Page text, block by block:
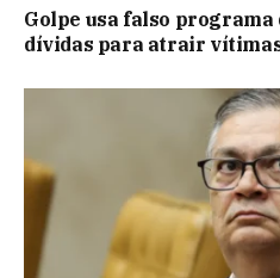
Golpe usa falso programa
dívidas para atrair